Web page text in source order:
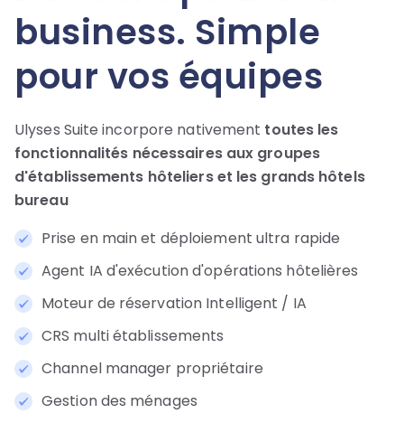
business. Simple
pour vos équipes
Ulyses Suite incorpore nativement toutes les
fonctionnalités nécessaires aux groupes
d'établissements hôteliers et les grands hôtels
bureau
Prise en main et déploiement ultra rapide
Agent IA d'exécution d'opérations hôtelières
Moteur de réservation Intelligent / IA
CRS multi établissements
Channel manager propriétaire
Gestion des ménages